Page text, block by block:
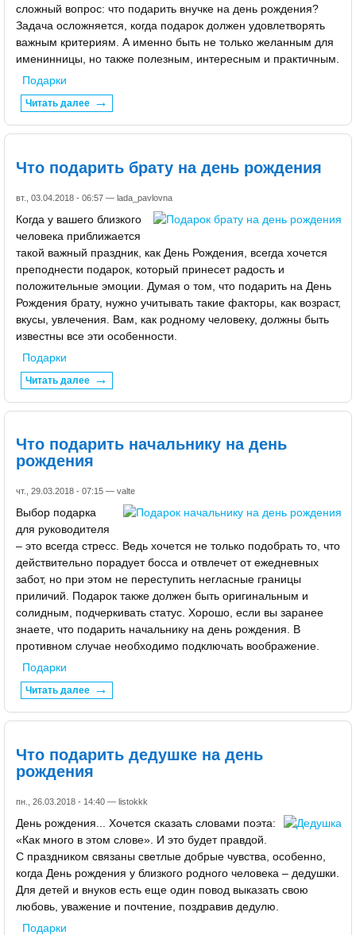
сложный вопрос: что подарить внучке на день рождения?
Задача осложняется, когда подарок должен удовлетворять
важным критериям. А именно быть не только желанным для
именинницы, но также полезным, интересным и практичным.
Подарки
Читать далее
Что подарить брату на день рождения
вт., 03.04.2018 - 06:57 — lada_pavlovna
Когда у вашего близкого
человека приближается
такой важный праздник, как День Рождения, всегда хочется
преподнести подарок, который принесет радость и
положительные эмоции. Думая о том, что подарить на День
Рождения брату, нужно учитывать такие факторы, как возраст,
вкусы, увлечения. Вам, как родному человеку, должны быть
известны все эти особенности.
Подарки
Читать далее
Что подарить начальнику на день
рождения
чт., 29.03.2018 - 07:15 — valte
Выбор подарка
для руководителя
– это всегда стресс. Ведь хочется не только подобрать то, что
действительно порадует босса и отвлечет от ежедневных
забот, но при этом не переступить негласные границы
приличий. Подарок также должен быть оригинальным и
солидным, подчеркивать статус. Хорошо, если вы заранее
знаете, что подарить начальнику на день рождения. В
противном случае необходимо подключать воображение.
Подарки
Читать далее
Что подарить дедушке на день
рождения
пн., 26.03.2018 - 14:40 — listokkk
День рождения... Хочется сказать словами поэта:
«Как много в этом слове». И это будет правдой.
С праздником связаны светлые добрые чувства, особенно,
когда День рождения у близкого родного человека – дедушки.
Для детей и внуков есть еще один повод выказать свою
любовь, уважение и почтение, поздравив дедулю.
Подарки